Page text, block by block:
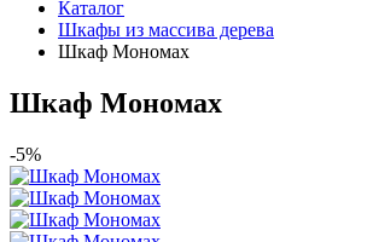
Каталог
Шкафы из массива дерева
Шкаф Мономах
Шкаф Мономах
-5%